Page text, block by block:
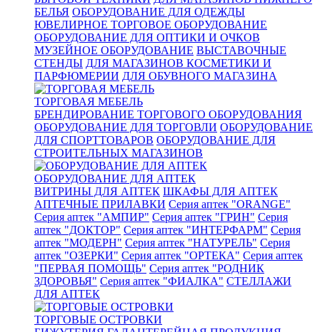
БЕЛЬЯ ОБОРУДОВАНИЕ ДЛЯ ОДЕЖДЫ
ЮВЕЛИРНОЕ ТОРГОВОЕ ОБОРУДОВАНИЕ
ОБОРУДОВАНИЕ ДЛЯ ОПТИКИ И ОЧКОВ
МУЗЕЙНОЕ ОБОРУДОВАНИЕ ВЫСТАВОЧНЫЕ
СТЕНДЫ ДЛЯ МАГАЗИНОВ КОСМЕТИКИ И
ПАРФЮМЕРИИ ДЛЯ ОБУВНОГО МАГАЗИНА
ТОРГОВАЯ МЕБЕЛЬ
БРЕНДИРОВАНИЕ ТОРГОВОГО ОБОРУДОВАНИЯ
ОБОРУДОВАНИЕ ДЛЯ ТОРГОВЛИ ОБОРУДОВАНИЕ
ДЛЯ СПОРТТОВАРОВ ОБОРУДОВАНИЕ ДЛЯ
СТРОИТЕЛЬНЫХ МАГАЗИНОВ
ОБОРУДОВАНИЕ ДЛЯ АПТЕК
ВИТРИНЫ ДЛЯ АПТЕК ШКАФЫ ДЛЯ АПТЕК
АПТЕЧНЫЕ ПРИЛАВКИ Серия аптек "ORANGE"
Серия аптек "АМПИР" Серия аптек "ГРИН" Серия
аптек "ДОКТОР" Серия аптек "ИНТЕРФАРМ" Серия
аптек "МОДЕРН" Серия аптек "НАТУРЕЛЬ" Серия
аптек "ОЗЕРКИ" Серия аптек "ОРТЕКА" Серия аптек
"ПЕРВАЯ ПОМОЩЬ" Серия аптек "РОДНИК
ЗДОРОВЬЯ" Серия аптек "ФИАЛКА" СТЕЛЛАЖИ
ДЛЯ АПТЕК
ТОРГОВЫЕ ОСТРОВКИ